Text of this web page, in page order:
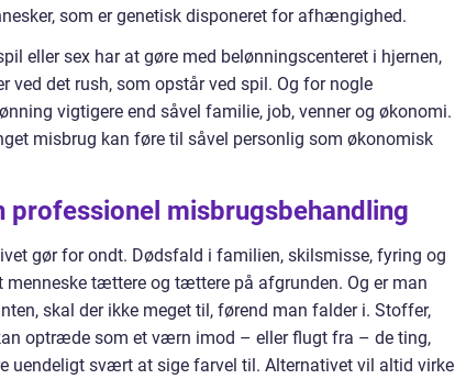
som er genetisk disponeret for afhængighed.
eller sex har at gøre med belønningscenteret i hjernen,
det rush, som opstår ved spil. Og for nogle
vigtigere end såvel familie, job, venner og økonomi.
misbrug kan føre til såvel personlig som økonomisk
professionel misbrugsbehandling
gør for ondt. Dødsfald i familien, skilsmisse, fyring og
menneske tættere og tættere på afgrunden. Og er man
skal der ikke meget til, førend man falder i. Stoffer,
optræde som et værn imod – eller flugt fra – de ting,
uendeligt svært at sige farvel til. Alternativet vil altid virke